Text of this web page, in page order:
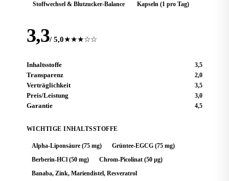
Stoffwechsel & Blutzucker-Balance Kapseln (1 pro Tag)
3,3/ 5,0★★★☆☆
Inhaltsstoffe 3,5
Transparenz 2,0
Verträglichkeit 3,5
Preis/Leistung 3,0
Garantie 4,5
WICHTIGE INHALTSSTOFFE
Alpha-Liponsäure (75 mg)
Grüntee-EGCG (75 mg)
Berberin-HCl (50 mg)
Chrom-Picolinat (50 µg)
Banaba, Zink, Mariendistel, Resveratrol